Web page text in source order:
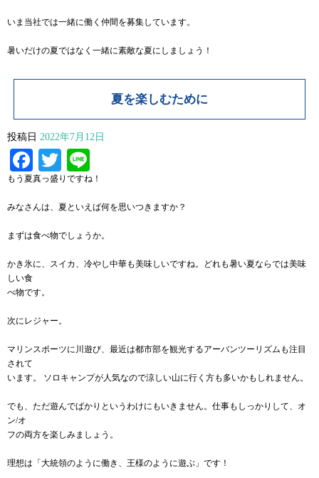
いま当社では一緒に働く仲間を募集しています。
暑いだけの夏ではなく一緒に素敵な夏にしましょう！
夏を楽しむために
投稿日 2022年7月12日
Facebook
Twitter
もう夏真っ盛りですね！
みなさんは、夏といえば何を思いつきますか？
まずは食べ物でしょうか。
かき氷に、スイカ、冷やし中華も美味しいですね。どれも暑い夏ならでは美味
しい食
べ物です。
次にレジャー。
マリンスポーツに川遊び、最近は都市部を観光するアーバンツーリズムも注目
されて
います。 ソロキャンプが人気なので涼しい山に行く方も多いかもしれません。
でも、ただ遊んでばかりというわけにもいきません。仕事もしっかりして、オ
ン/オ
フの両方を楽しみましょう。
理想は「大統領のように働き、王様のように遊ぶ」です！